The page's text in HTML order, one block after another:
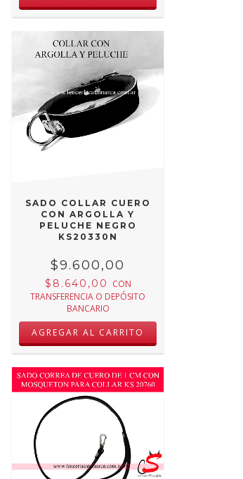
SADO COLLAR CUERO
CON ARGOLLA Y
PELUCHE NEGRO
KS20330N
$9.600,00
$8.640,00 CON
TRANSFERENCIA O DEPÓSITO
BANCARIO